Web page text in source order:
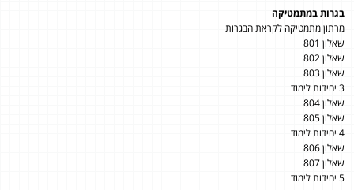
בגרות במתמטיקה
מרתון מתמטיקה לקראת הבגרות
שאלון 801
שאלון 802
שאלון 803
3 יחידות לימוד
שאלון 804
שאלון 805
4 יחידות לימוד
שאלון 806
שאלון 807
5 יחידות לימוד